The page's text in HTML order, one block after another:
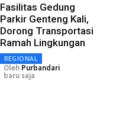
Fasilitas Gedung
Parkir Genteng Kali,
Dorong Transportasi
Ramah Lingkungan
REGIONAL
Oleh Purbandari
baru saja